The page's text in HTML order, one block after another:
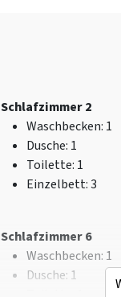
Schlafzimmer 2
Waschbecken: 1
Dusche: 1
Toilette: 1
Einzelbett: 3
Schlafzimmer 6
Waschbecken: 1
Dusche: 1